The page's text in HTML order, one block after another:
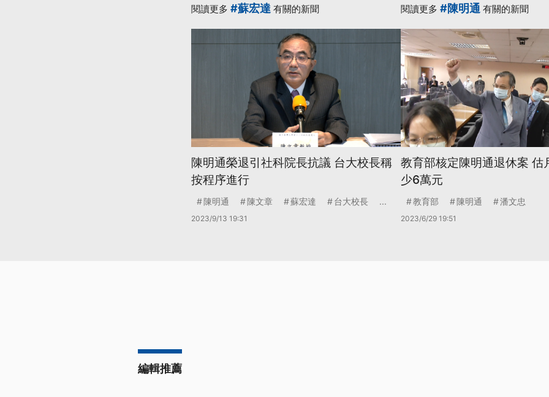
閱讀更多 #蘇宏達 有關的新聞
陳明通榮退引社科院長抗議 台大校長稱
按程序進行
陳明通 陳文章 蘇宏達 台大校長 ...
2023/9/13 19:31
閱讀更多 #陳明通 有關的新聞
教育部核定陳明通退休案 估
少6萬元
教育部 陳明通 潘文忠
2023/6/29 19:51
編輯推薦